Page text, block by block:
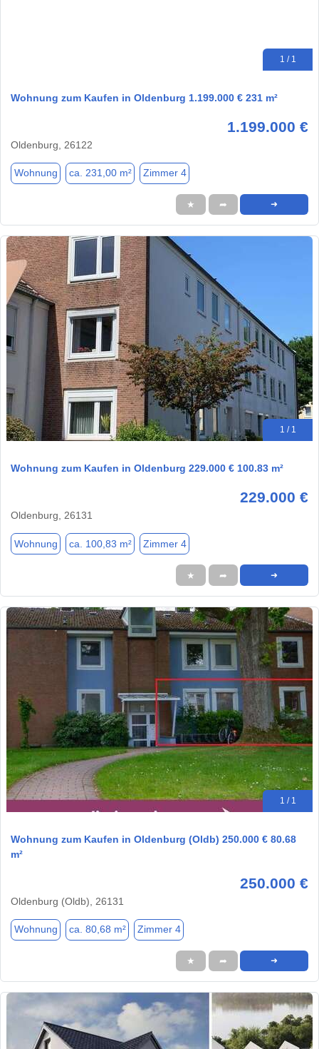
1 / 1
Wohnung zum Kaufen in Oldenburg 1.199.000 € 231 m²
1.199.000 €
Oldenburg, 26122
Wohnung ca. 231,00 m² Zimmer 4
★ ➦ ➜
1 / 1
Wohnung zum Kaufen in Oldenburg 229.000 € 100.83 m²
229.000 €
Oldenburg, 26131
Wohnung ca. 100,83 m² Zimmer 4
★ ➦ ➜
1 / 1
Wohnung zum Kaufen in Oldenburg (Oldb) 250.000 € 80.68
m²
250.000 €
Oldenburg (Oldb), 26131
Wohnung ca. 80,68 m² Zimmer 4
★ ➦ ➜